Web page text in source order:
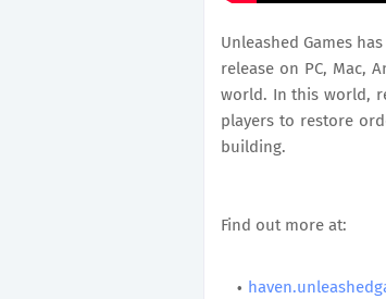
Unleashed Games
release on PC, Mac,
world. In this world,
players to restore
building.
Find out more at: